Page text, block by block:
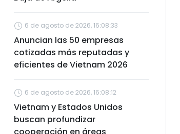
6 de agosto de 2026, 16:08:33
Anuncian las 50 empresas
cotizadas más reputadas y
eficientes de Vietnam 2026
6 de agosto de 2026, 16:08:12
Vietnam y Estados Unidos
buscan profundizar